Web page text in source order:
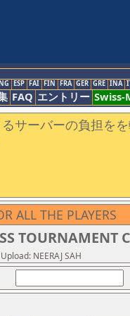
ESP FAI FIN FRA GER GRE INA
FAQ エントリー
サーバーの負担を
ALL THE PLAYERS
TOURNAMENT
NEERAJ SAH